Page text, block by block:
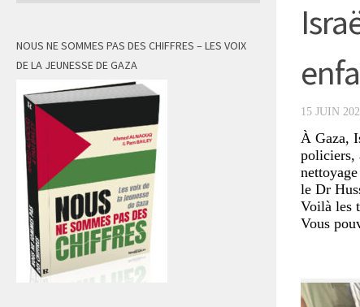
15 JUIN
À Gaza,
policiers,
le Dr
Voilà les
Vous
NOUS NE SOMMES PAS DES CHIFFRES – LES VOIX
DE LA JEUNESSE DE GAZA